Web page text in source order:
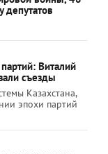
депутатов
Виталий
съезды
Казахстана,
эпохи партий